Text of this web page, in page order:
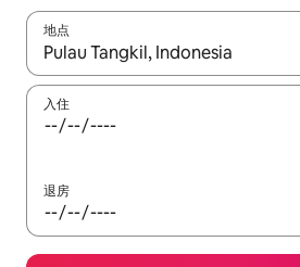
地点
如有搜索结果，请使用上下方向键查
入住
退房